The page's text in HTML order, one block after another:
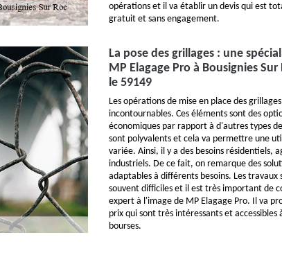
opérations et il va établir un devis qui est
gratuit et sans engagement.
La pose des grillages : une
MP Elagage Pro à Bousignies Sur
le 59149
Les opérations de mise en place des
incontournables. Ces éléments sont des
économiques par rapport à d'autres types
sont polyvalents et cela va permettre une
variée. Ainsi, il y a des besoins résidentiels,
industriels. De ce fait, on remarque des
adaptables à différents besoins. Les travaux
souvent difficiles et il est très important de
expert à l'image de MP Elagage Pro. Il va
prix qui sont très intéressants et accessibles
bourses.